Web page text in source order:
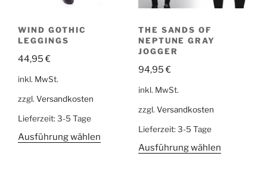
WIND GOTHIC
LEGGINGS
44,95€
inkl. MwSt.
zzgl. Versandkosten
Lieferzeit: 3-5 Tage
Ausführung wählen
THE SANDS OF
NEPTUNE GRAY
JOGGER
94,95€
inkl. MwSt.
zzgl. Versandkosten
Lieferzeit: 3-5 Tage
Ausführung wählen